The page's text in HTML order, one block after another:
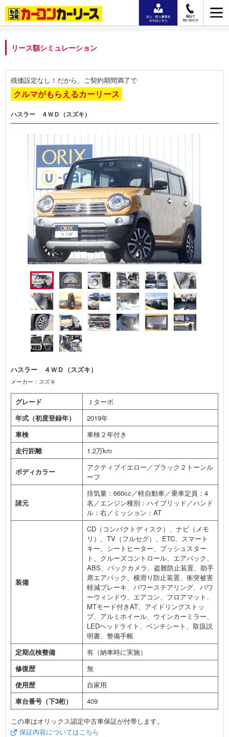
リース額シミュレーション
残価設定なし！だから、ご契約期間満了で
クルマがもらえるカーリース
ハスラー ４ＷＤ（スズキ）
ハスラー ４ＷＤ（スズキ）
メーカー：スズキ
グレード
Ｊターボ
年式（初度登録年）
2019年
車検
車検２年付き
走行距離
1.2万km
ボディカラー
アクティブイエロー／ブラック２トーンル
ーフ
諸元
排気量：660cc／軽自動車／乗車定員：4
名／エンジン種別：ハイブリッド／ハンド
ル：右／ミッション：AT
装備
CD（コンパクトディスク）、ナビ（メモ
リ）、TV（フルセグ）、ETC、スマート
キー、シートヒーター、プッシュスター
ト、クルーズコントロール、エアバック、
ABS、バックカメラ、盗難防止装置、助手
席エアバック、横滑り防止装置、衝突被害
軽減ブレーキ、パワーステアリング、パワ
ーウィンドウ、エアコン、フロアマット、
MTモード付きAT、アイドリングストッ
プ、アルミホイール、ウインカーミラー、
LEDヘッドライト、ベンチシート、取扱説
明書、整備手帳
定期点検整備
有（納車時に実施）
修復歴
無
使用歴
自家用
車台番号（下3桁）
409
この車はオリックス認定中古車保証が付帯します。
保証内容についてはこちら